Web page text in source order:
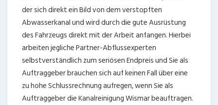
der sich direkt ein Bild von dem verstopften
Abwasserkanal und wird durch die gute Ausrüstung
des Fahrzeugs direkt mit der Arbeit anfangen. Hierbei
arbeiten jegliche Partner-Abflussexperten
selbstverständlich zum seriösen Endpreis und Sie als
Auftraggeber brauchen sich auf keinen Fall über eine
zu hohe Schlussrechnung aufregen, wenn Sie als
Auftraggeber die Kanalreinigung Wismar beauftragen.